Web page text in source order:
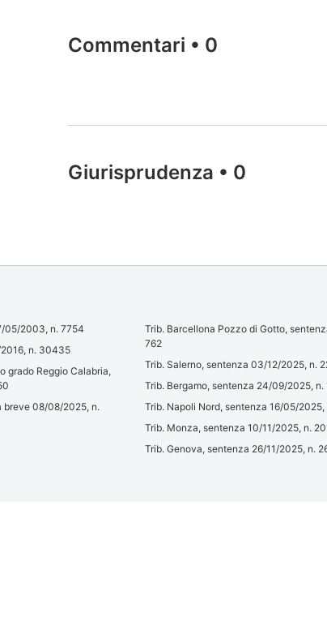
Commentari • 0
Giurisprudenza • 0
05/2003, n. 7754
n. 30435
grado Reggio Calabria,
breve 08/08/2025, n.
Trib. Barcellona Pozzo di Gotto,
762
Trib. Salerno, sentenza 03/12/2025, n.
Trib. Bergamo, sentenza 24/09/2025, n.
Trib. Napoli Nord, sentenza 16/05/2025,
Trib. Monza, sentenza 10/11/2025, n.
Trib. Genova, sentenza 26/11/2025, n.